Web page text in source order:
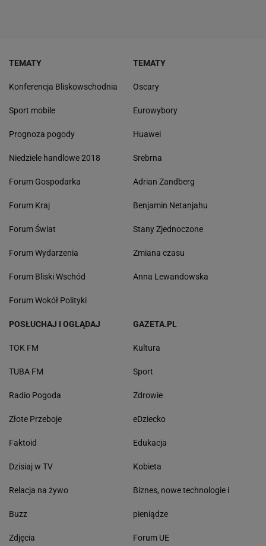
TEMATY
Konferencja Bliskowschodnia
Sport mobile
Prognoza pogody
Niedziele handlowe 2018
Forum Gospodarka
Forum Kraj
Forum Świat
Forum Wydarzenia
Forum Bliski Wschód
Forum Wokół Polityki
TEMATY
Oscary
Eurowybory
Huawei
Srebrna
Adrian Zandberg
Benjamin Netanjahu
Stany Zjednoczone
Zmiana czasu
Anna Lewandowska
POSŁUCHAJ I OGLĄDAJ
TOK FM
TUBA FM
Radio Pogoda
Złote Przeboje
Faktoid
Dzisiaj w TV
Relacja na żywo
Buzz
Zdjęcia
GAZETA.PL
Kultura
Sport
Zdrowie
eDziecko
Edukacja
Kobieta
Biznes, nowe technologie i
pieniądze
Forum UE